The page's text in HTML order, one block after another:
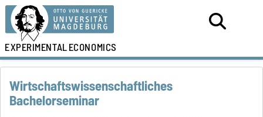
EXPERIMENTALECONOMICS
Wirtschaftswissenschaftliches
Bachelorseminar